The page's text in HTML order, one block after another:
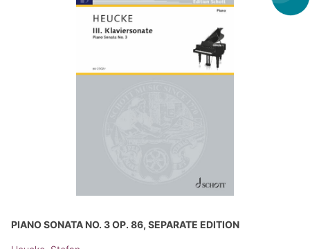
PIANO SONATA NO. 3 OP. 86, SEPARATE EDITION